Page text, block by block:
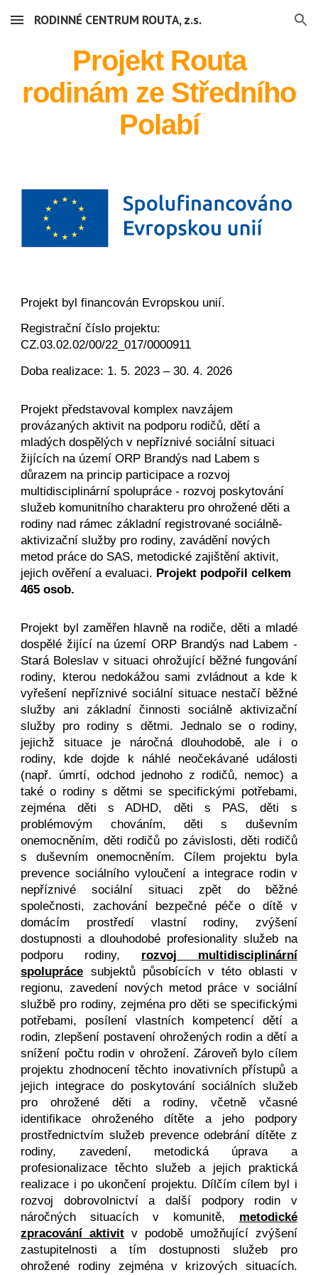
Skip to main content Skip to navigation
RODINNÉ CENTRUM ROUTA, z.s.
Projekt Routa
rodinám ze Středního
Polabí
Projekt byl financován Evropskou unií.
Registrační číslo projektu:
CZ.03.02.02/00/22_017/0000911
Doba realizace: 1. 5. 2023 – 30. 4. 2026
Projekt představoval komplex navzájem
provázaných aktivit na podporu rodičů, dětí a
mladých dospělých v nepříznivé sociální situaci
žijících na území ORP Brandýs nad Labem s
důrazem na princip participace a rozvoj
multidisciplinární spolupráce - rozvoj poskytování
služeb komunitního charakteru pro ohrožené děti a
rodiny nad rámec základní registrované sociálně-
aktivizační služby pro rodiny, zavádění nových
metod práce do SAS, metodické zajištění aktivit,
jejich ověření a evaluaci. Projekt podpořil celkem
465 osob.
Projekt byl zaměřen hlavně na rodiče, děti a mladé
dospělé žijící na území ORP Brandýs nad Labem -
Stará Boleslav v situaci ohrožující běžné fungování
rodiny, kterou nedokážou sami zvládnout a kde k
vyřešení nepříznivé sociální situace nestačí běžné
služby ani základní činnosti sociálně aktivizační
služby pro rodiny s dětmi. Jednalo se o rodiny,
jejichž situace je náročná dlouhodobě, ale i o
rodiny, kde dojde k náhlé neočekávané události
(např. úmrtí, odchod jednoho z rodičů, nemoc) a
také o rodiny s dětmi se specifickými potřebami,
zejména děti s ADHD, děti s PAS, děti s
problémovým chováním, děti s duševním
onemocněním, děti rodičů po závislosti, děti rodičů
s duševním onemocněním. Cílem projektu byla
prevence sociálního vyloučení a integrace rodin v
nepříznivé sociální situaci zpět do běžné
společnosti, zachování bezpečné péče o dítě v
domácím prostředí vlastní rodiny, zvýšení
dostupnosti a dlouhodobé profesionality služeb na
podporu rodiny, rozvoj multidisciplinární
spolupráce subjektů působících v této oblasti v
regionu, zavedení nových metod práce v sociální
službě pro rodiny, zejména pro děti se specifickými
potřebami, posílení vlastních kompetencí dětí a
rodin, zlepšení postavení ohrožených rodin a dětí a
snížení počtu rodin v ohrožení. Zároveň bylo cílem
projektu zhodnocení těchto inovativních přístupů a
jejich integrace do poskytování sociálních služeb
pro ohrožené děti a rodiny, včetně včasné
identifikace ohroženého dítěte a jeho podpory
prostřednictvím služeb prevence odebrání dítěte z
rodiny, zavedení, metodická úprava a
profesionalizace těchto služeb a jejich praktická
realizace i po ukončení projektu. Dílčím cílem byl i
rozvoj dobrovolnictví a další podpory rodin v
náročných situacích v komunitě, metodické
zpracování aktivit v podobě umožňující zvýšení
zastupitelnosti a tím dostupnosti služeb pro
ohrožené rodiny zejména v krizových situacích.